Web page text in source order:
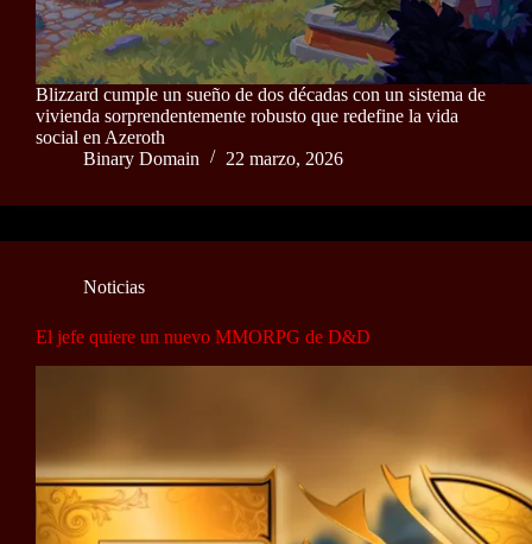
Blizzard cumple un sueño de dos décadas con un sistema de
vivienda sorprendentemente robusto que redefine la vida
social en Azeroth
Binary Domain
22 marzo, 2026
Noticias
El jefe quiere un nuevo MMORPG de D&D